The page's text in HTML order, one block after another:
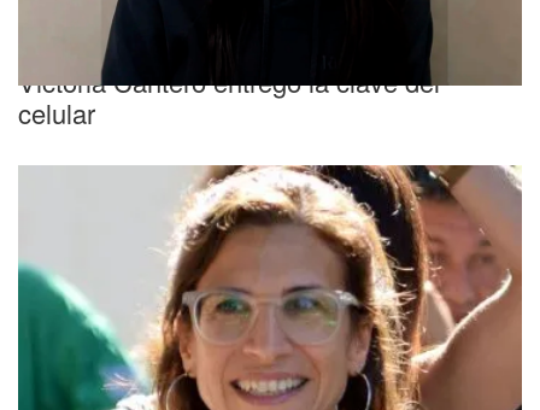
Crimen de Matías Álvarez en Chaco:
Victoria Cantero entregó la clave del
celular